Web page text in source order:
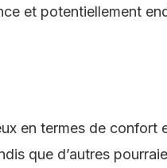
et potentiellement
en termes de confort
que d’autres